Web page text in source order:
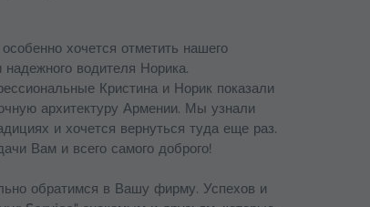
хочется отметить нашего
водителя Норика.
Кристина и Норик показали
архитектуру Армении. Мы узнали
и хочется вернуться туда еще раз.
Вам и всего самого доброго!
обратимся в Вашу фирму. Успехов и